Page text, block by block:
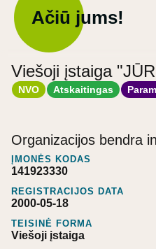
Ačiū jums!
Viešoji įstaiga
NVO Atskaitingas
Organizacijos bendra
ĮMONĖS KODAS
141923330
REGISTRACIJOS DATA
2000-05-18
TEISINĖ FORMA
Viešoji įstaiga